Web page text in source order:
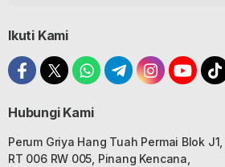
Ikuti Kami
Hubungi Kami
Perum Griya Hang Tuah Permai Blok J1,
RT 006 RW 005, Pinang Kencana,